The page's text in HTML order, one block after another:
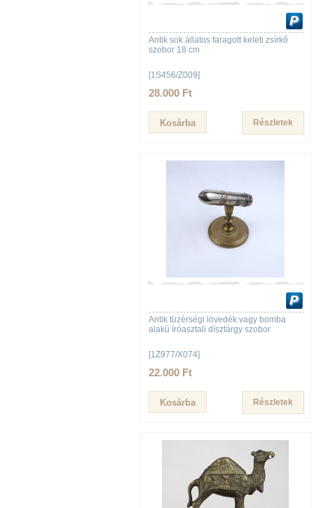
Antik sok állatos faragott keleti zsírkő
szobor 18 cm
[1S456/Z009]
28.000 Ft
Részletek
Antik tüzérségi lövedék vagy bomba
alakú íróasztali dísztárgy szobor
[1Z977/X074]
22.000 Ft
Részletek